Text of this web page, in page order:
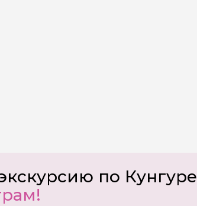
по Кунгуре